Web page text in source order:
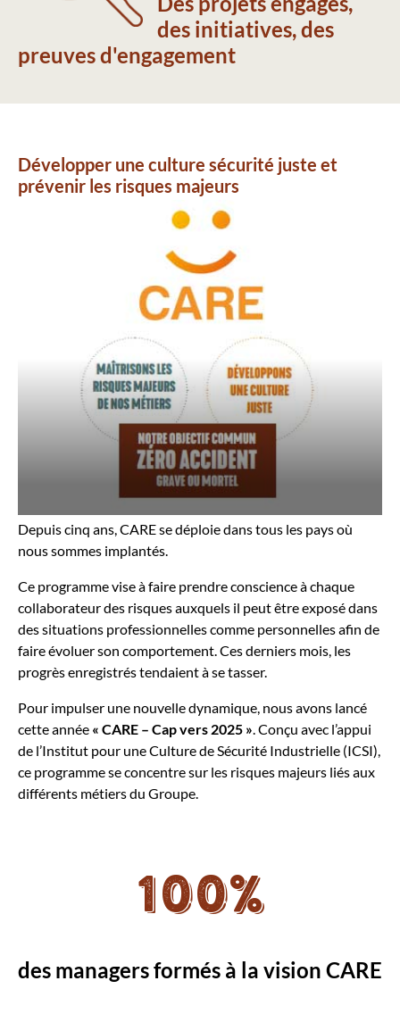
des initiatives, des
preuves d'engagement
Développer une culture sécurité juste et
prévenir les risques majeurs
Depuis cinq ans, CARE se déploie dans tous les pays où
nous sommes implantés.
Ce programme vise à faire prendre conscience à chaque
collaborateur des risques auxquels il peut être exposé dans
des situations professionnelles comme personnelles afin de
faire évoluer son comportement. Ces derniers mois, les
progrès enregistrés tendaient à se tasser.
Pour impulser une nouvelle dynamique, nous avons lancé
cette année « CARE – Cap vers 2025 ». Conçu avec l’appui
de l’Institut pour une Culture de Sécurité Industrielle (ICSI),
ce programme se concentre sur les risques majeurs liés aux
différents métiers du Groupe.
100%
des managers formés à la vision CARE